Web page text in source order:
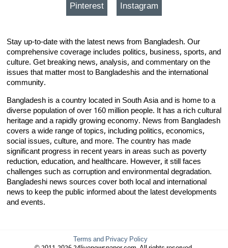
Pinterest Instagram
Stay up-to-date with the latest news from Bangladesh. Our
comprehensive coverage includes politics, business, sports, and
culture. Get breaking news, analysis, and commentary on the
issues that matter most to Bangladeshis and the international
community.
Bangladesh is a country located in South Asia and is home to a
diverse population of over 160 million people. It has a rich cultural
heritage and a rapidly growing economy. News from Bangladesh
covers a wide range of topics, including politics, economics,
social issues, culture, and more. The country has made
significant progress in recent years in areas such as poverty
reduction, education, and healthcare. However, it still faces
challenges such as corruption and environmental degradation.
Bangladeshi news sources cover both local and international
news to keep the public informed about the latest developments
and events.
Terms and Privacy Policy